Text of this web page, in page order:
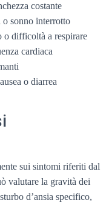
costante
sonno interrotto
o difficoltà a respirare
cardiaca
o diarrea
sui sintomi riferiti dal
valutare la gravità dei
d’ansia specifico,